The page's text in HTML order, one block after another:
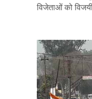
विजेताओं को